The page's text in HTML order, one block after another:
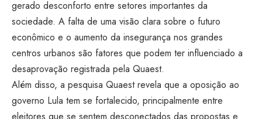
gerado desconforto entre setores importantes da
sociedade. A falta de uma visão clara sobre o futuro
econômico e o aumento da insegurança nos grandes
centros urbanos são fatores que podem ter influenciado a
desaprovação registrada pela Quaest.
Além disso, a pesquisa Quaest revela que a oposição ao
governo Lula tem se fortalecido, principalmente entre